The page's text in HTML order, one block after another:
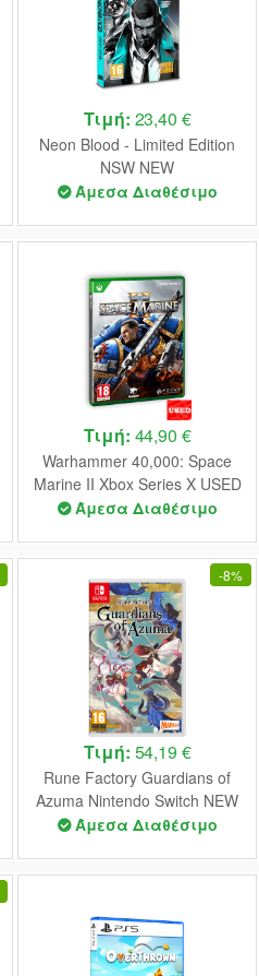
Τιμή: 23,40 €
Neon Blood - Limited Edition
NSW NEW
Άμεσα Διαθέσιμο
Τιμή: 44,90 €
Warhammer 40,000: Space
Marine II Xbox Series X USED
Άμεσα Διαθέσιμο
-8%
Τιμή: 54,19 €
Rune Factory Guardians of
Azuma Nintendo Switch NEW
Άμεσα Διαθέσιμο